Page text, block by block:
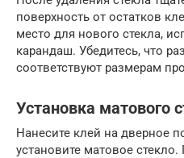
поверхность от остатков
место для нового стекла,
карандаш. Убедитесь, что
соответствуют размерам
Установка матового
Нанесите клей на дверное
установите матовое